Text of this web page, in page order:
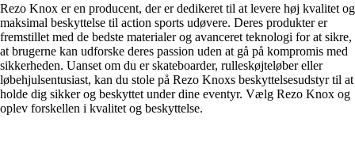
Rezo Knox er en producent, der er dedikeret til at levere høj kvalitet og
maksimal beskyttelse til action sports udøvere. Deres produkter er
fremstillet med de bedste materialer og avanceret teknologi for at sikre,
at brugerne kan udforske deres passion uden at gå på kompromis med
sikkerheden. Uanset om du er skateboarder, rulleskøjteløber eller
løbehjulsentusiast, kan du stole på Rezo Knoxs beskyttelsesudstyr til at
holde dig sikker og beskyttet under dine eventyr. Vælg Rezo Knox og
oplev forskellen i kvalitet og beskyttelse.